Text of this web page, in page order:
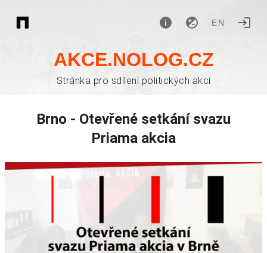
EN
AKCE.NOLOG.CZ
Stránka pro sdílení politických akcí
Brno - Otevřené setkání svazu
Priama akcia